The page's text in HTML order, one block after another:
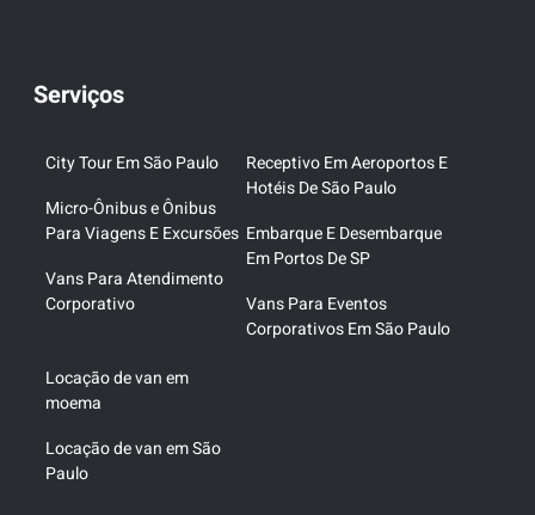
Serviços
City Tour Em São Paulo
Micro-Ônibus e Ônibus
Para Viagens E Excursões
Vans Para Atendimento
Corporativo
Receptivo Em Aeroportos E
Hotéis De São Paulo
Embarque E Desembarque
Em Portos De SP
Vans Para Eventos
Corporativos Em São Paulo
Locação de van em
moema
Locação de van em São
Paulo